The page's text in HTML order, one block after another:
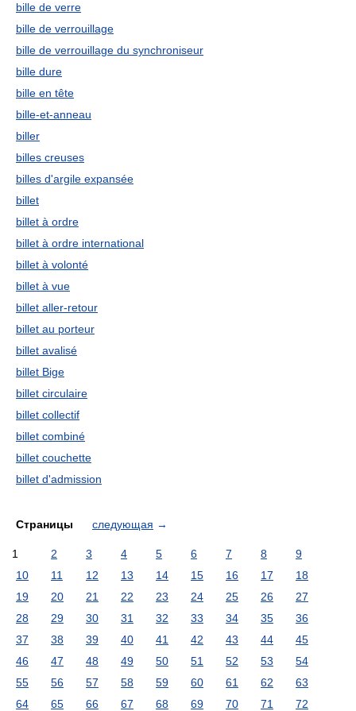
bille de verre
bille de verrouillage
bille de verrouillage du synchroniseur
bille dure
bille en tête
bille-et-anneau
biller
billes creuses
billes d'argile expansée
billet
billet à ordre
billet à ordre international
billet à volonté
billet à vue
billet aller-retour
billet au porteur
billet avalisé
billet Bige
billet circulaire
billet collectif
billet combiné
billet couchette
billet d'admission
Страницы следующая →
1 2 3 4 5 6 7 8
9
10
11 12 13 14 15 16 17
18
19
20 21 22 23 24 25 26
27
28
29 30 31 32 33 34 35
36
37
38 39 40 41 42 43 44
45
46
47 48 49 50 51 52 53
54
55
56 57 58 59 60 61 62
63
64
65 66 67 68 69 70 71
72